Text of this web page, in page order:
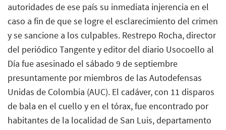
autoridades de ese país su inmediata injerencia en el
caso a fin de que se logre el esclarecimiento del crimen
y se sancione a los culpables. Restrepo Rocha, director
del periódico Tangente y editor del diario Usocoello al
Día fue asesinado el sábado 9 de septiembre
presuntamente por miembros de las Autodefensas
Unidas de Colombia (AUC). El cadáver, con 11 disparos
de bala en el cuello y en el tórax, fue encontrado por
habitantes de la localidad de San Luis, departamento